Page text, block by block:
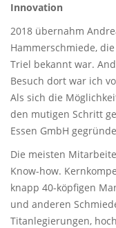
Innovation
2018 übernahm
Hammerschmiede,
Triel bekannt war.
Besuch dort war ich
Als sich die
den mutigen Schritt
Essen GmbH
Die meisten
Know-how.
knapp 40-köpfigen
und anderen
Titanlegierungen,